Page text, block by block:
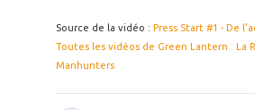
Source de la vidéo : Press Start #1 - De
Toutes les vidéos de Green Lantern : La
Manhunters